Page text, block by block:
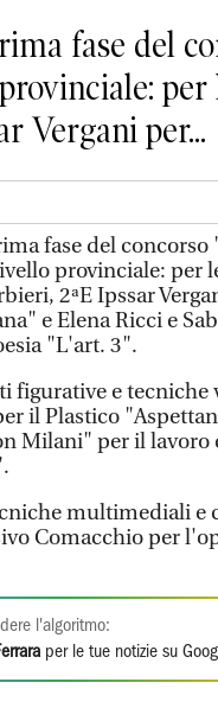
fase del
per
Vergani per...
fase del
provinciale: per
2ªE Ipssar
e Elena Ricci e
"L'art. 3".
figurative e tecniche
il Plastico
Milani" per il
multimediali e
Comacchio per
l'algoritmo:
per le tue notizie su